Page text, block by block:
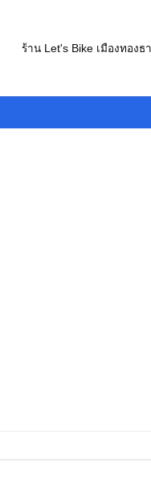
ร้าน Let's Bike เมืองทอง